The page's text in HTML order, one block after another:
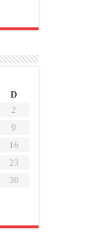
D
2
9
16
23
30